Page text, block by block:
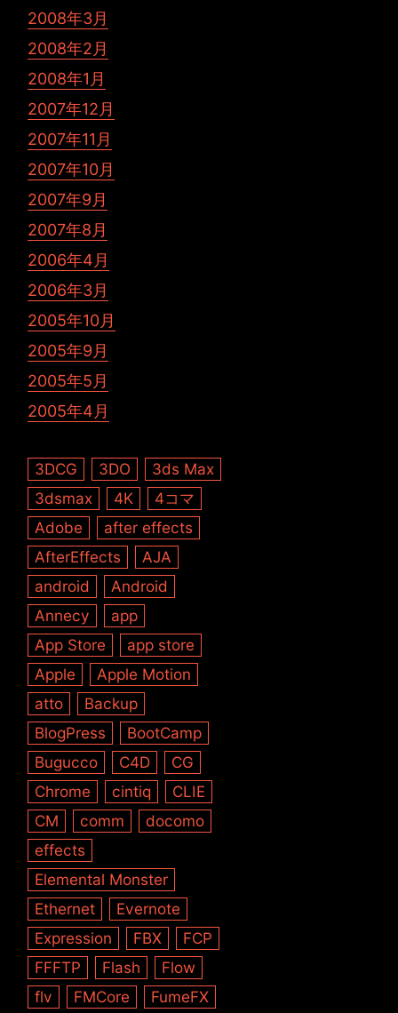
2008年3月
2008年2月
2008年1月
2007年12月
2007年11月
2007年10月
2007年9月
2007年8月
2006年4月
2006年3月
2005年10月
2005年9月
2005年5月
2005年4月
3DCG 3DO
3ds Max
3dsmax
4K
4コマ
Adobe
after effects
AfterEffects
AJA
android
Android
Annecy
app
App Store
app store
Apple
Apple Motion
atto
Backup
BlogPress
BootCamp
Bugucco
C4D
CG
Chrome
cintiq
CLIE
CM
comm
docomo
effects
Elemental Monster
Ethernet
Evernote
Expression
FBX
FCP
FFFTP
Flash
Flow
flv
FMCore
FumeFX